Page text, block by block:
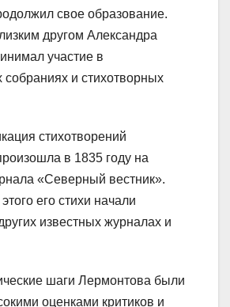
свое образование.
другом Александра
участие в
собраниях и стихотворных
стихотворений
в 1835 году на
«Северный вестник».
его стихи начали
известных журналах и
шаги Лермонтова были
оценками критиков и